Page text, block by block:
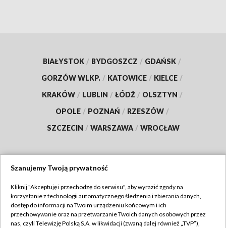
BIAŁYSTOK / BYDGOSZCZ / GDAŃSK /
GORZÓW WLKP. / KATOWICE / KIELCE /
KRAKÓW / LUBLIN / ŁÓDŹ / OLSZTYN /
OPOLE / POZNAŃ / RZESZÓW /
SZCZECIN / WARSZAWA / WROCŁAW
TVP
Abonament TVP
Regulamin TVP
Szanujemy Twoją prywatność
Kliknij "Akceptuję i przechodzę do serwisu", aby wyrazić zgody na
korzystanie z technologii automatycznego śledzenia i zbierania danych,
dostęp do informacji na Twoim urządzeniu końcowym i ich
przechowywanie oraz na przetwarzanie Twoich danych osobowych przez
nas, czyli Telewizję Polską S.A. w likwidacji (zwaną dalej również „TVP”),